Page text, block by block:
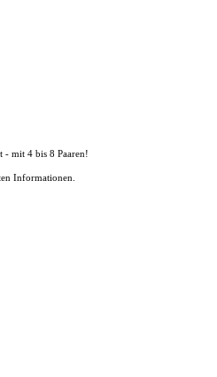
- mit 4 bis 8 Paaren!
Informationen.